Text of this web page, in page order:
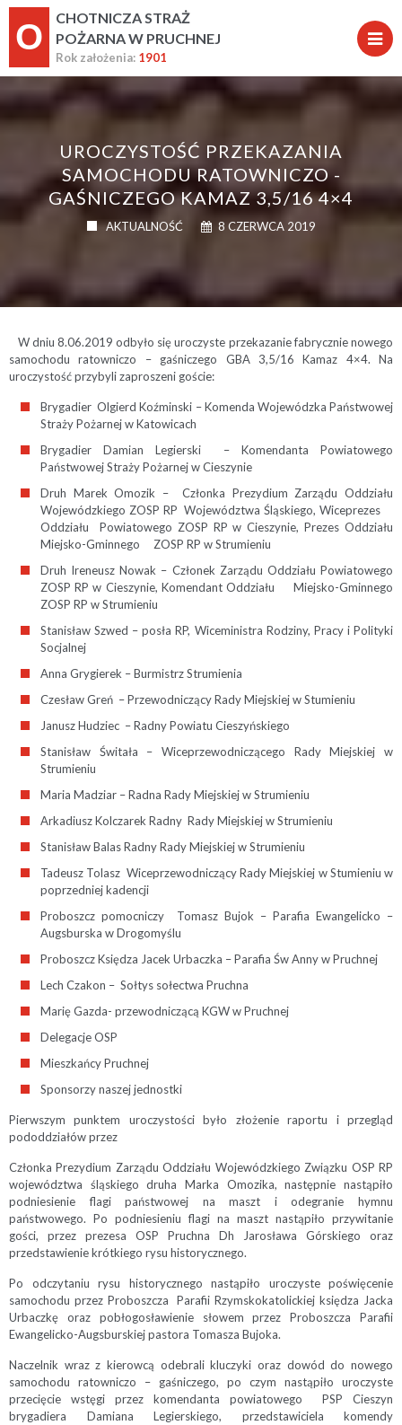
O
CHOTNICZA STRAŻ
POŻARNA W PRUCHNEJ
Rok założenia: 1901
UROCZYSTOŚĆ PRZEKAZANIA
SAMOCHODU RATOWNICZO -
GAŚNICZEGO KAMAZ 3,5/16 4×4
AKTUALNOŚĆ 8 CZERWCA 2019
W dniu 8.06.2019 odbyło się uroczyste przekazanie fabrycznie nowego
samochodu ratowniczo – gaśniczego GBA 3,5/16 Kamaz 4×4. Na
uroczystość przybyli zaproszeni goście:
Brygadier Olgierd Koźminski – Komenda Wojewódzka Państwowej
Straży Pożarnej w Katowicach
Brygadier Damian Legierski – Komendanta Powiatowego
Państwowej Straży Pożarnej w Cieszynie
Druh Marek Omozik – Członka Prezydium Zarządu Oddziału
Wojewódzkiego ZOSP RP Województwa Śląskiego, Wiceprezes
Oddziału Powiatowego ZOSP RP w Cieszynie, Prezes Oddziału
Miejsko-Gminnego ZOSP RP w Strumieniu
Druh Ireneusz Nowak – Członek Zarządu Oddziału Powiatowego
ZOSP RP w Cieszynie, Komendant Oddziału Miejsko-Gminnego
ZOSP RP w Strumieniu
Stanisław Szwed – posła RP, Wiceministra Rodziny, Pracy i Polityki
Socjalnej
Anna Grygierek – Burmistrz Strumienia
Czesław Greń – Przewodniczący Rady Miejskiej w Stumieniu
Janusz Hudziec – Radny Powiatu Cieszyńskiego
Stanisław Świtała – Wiceprzewodniczącego Rady Miejskiej w
Strumieniu
Maria Madziar – Radna Rady Miejskiej w Strumieniu
Arkadiusz Kolczarek Radny Rady Miejskiej w Strumieniu
Stanisław Balas Radny Rady Miejskiej w Strumieniu
Tadeusz Tolasz Wiceprzewodniczący Rady Miejskiej w Stumieniu w
poprzedniej kadencji
Proboszcz pomocniczy Tomasz Bujok – Parafia Ewangelicko –
Augsburska w Drogomyślu
Proboszcz Księdza Jacek Urbaczka – Parafia Św Anny w Pruchnej
Lech Czakon – Sołtys sołectwa Pruchna
Marię Gazda- przewodniczącą KGW w Pruchnej
Delegacje OSP
Mieszkańcy Pruchnej
Sponsorzy naszej jednostki
Pierwszym punktem uroczystości było złożenie raportu i przegląd
pododdziałów przez
Członka Prezydium Zarządu Oddziału Wojewódzkiego Związku OSP RP
województwa śląskiego druha Marka Omozika, następnie nastąpiło
podniesienie flagi państwowej na maszt i odegranie hymnu
państwowego. Po podniesieniu flagi na maszt nastąpiło przywitanie
gości, przez prezesa OSP Pruchna Dh Jarosława Górskiego oraz
przedstawienie krótkiego rysu historycznego.
Po odczytaniu rysu historycznego nastąpiło uroczyste poświęcenie
samochodu przez Proboszcza Parafii Rzymskokatolickiej księdza Jacka
Urbaczkę oraz pobłogosławienie słowem przez Proboszcza Parafii
Ewangelicko-Augsburskiej pastora Tomasza Bujoka.
Naczelnik wraz z kierowcą odebrali kluczyki oraz dowód do nowego
samochodu ratowniczo – gaśniczego, po czym nastąpiło uroczyste
przecięcie wstęgi przez komendanta powiatowego PSP Cieszyn
brygadiera Damiana Legierskiego, przedstawiciela komendy